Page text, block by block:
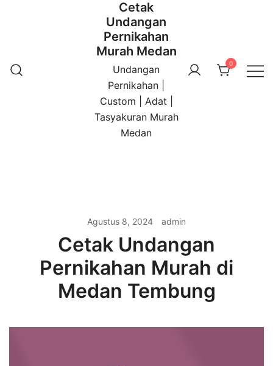
Cetak
Undangan
Pernikahan
Murah Medan
Undangan
Pernikahan |
Custom | Adat |
Tasyakuran Murah
Medan
0
Agustus 8, 2024 admin
Cetak Undangan
Pernikahan Murah di
Medan Tembung